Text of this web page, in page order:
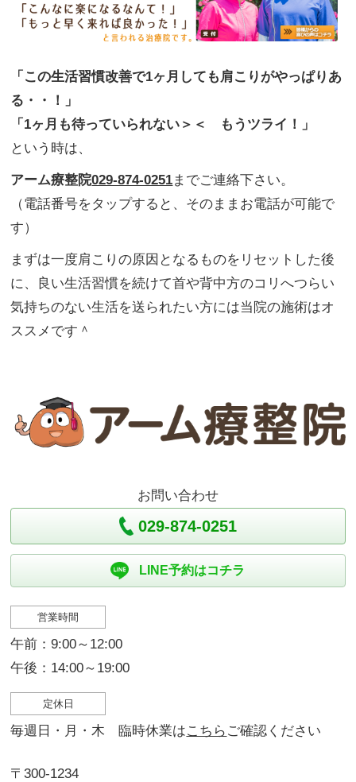
「この生活習慣改善で1ヶ月しても肩こりがやっぱりあ
る・・！」
「1ヶ月も待っていられない＞＜ もうツライ！」
という時は、
アーム療整院029-874-0251までご連絡下さい。
（電話番号をタップすると、そのままお電話が可能で
す）
まずは一度肩こりの原因となるものをリセットした後
に、良い生活習慣を続けて首や背中方のコリへつらい
気持ちのない生活を送られたい方には当院の施術はオ
ススメです＾
お問い合わせ
029-874-0251
LINE予約はコチラ
営業時間
午前：9:00～12:00
午後：14:00～19:00
定休日
毎週日・月・木 臨時休業はこちら ご確認ください
〒300-1234